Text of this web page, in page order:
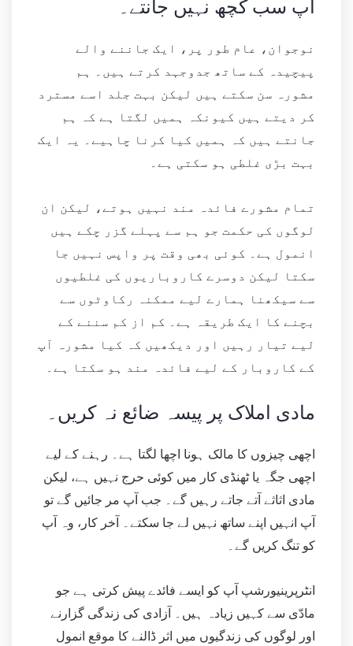
آپ سب کچھ نہیں جانتے۔
نوجوان، عام طور پر، ایک جاننے والے
پیچیدہ کے ساتھ جدوجہد کرتے ہیں۔ ہم
مشورہ سن سکتے ہیں لیکن بہت جلد اسے مسترد
کر دیتے ہیں کیونکہ ہمیں لگتا ہے کہ ہم
جانتے ہیں کہ ہمیں کیا کرنا چاہیے۔ یہ ایک
بہت بڑی غلطی ہو سکتی ہے۔
تمام مشورے فائدہ مند نہیں ہوتے، لیکن ان
لوگوں کی حکمت جو ہم سے پہلے گزر چکے ہیں
انمول ہے۔ کوئی بھی وقت پر واپس نہیں جا
سکتا لیکن دوسرے کاروباریوں کی غلطیوں
سے سیکھنا ہمارے لیے ممکنہ رکاوٹوں سے
بچنے کا ایک طریقہ ہے۔ کم از کم سننے کے
لیے تیار رہیں اور دیکھیں کہ کیا مشورہ آپ
کے کاروبار کے لیے فائدہ مند ہو سکتا ہے۔
مادی املاک پر پیسہ ضائع نہ کریں۔
اچھی چیزوں کا مالک ہونا اچھا لگتا ہے۔ رہنے کے لیے
اچھی جگہ یا ٹھنڈی کار میں کوئی حرج نہیں ہے، لیکن
مادی اثاثے آتے جاتے رہیں گے۔ جب آپ مر جائیں گے تو
آپ انہیں اپنے ساتھ نہیں لے جا سکتے۔ آخر کار، وہ آپ
کو تنگ کریں گے۔
انٹرپرینیورشپ آپ کو ایسے فائدے پیش کرتی ہے جو
مادّی سے کہیں زیادہ ہیں۔ آزادی کی زندگی گزارنے
اور لوگوں کی زندگیوں میں اثر ڈالنے کا موقع انمول